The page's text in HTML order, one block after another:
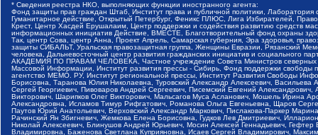
* Сведения реестра НКО, выполняющих функции иностранного агента:
Фонд защиты прав граждан Штаб, Институт права и публичной политики,
Гуманитарное действие, Открытый Петербург, Феникс ПЛЮС, Лига Избирателей,
Крест, Центр Хасдей Ерушалаим, Центр поддержки и содействия развитию средств
информационных инициатив Действие, ВМЕСТЕ, Благотворительный фонд охраны
Так, центр Сова, центр Анна, Проект Апрель, Самарская губерния, Эра здоровья,
защиты СИБАЛЬТ, Уральская правозащитная группа, Женщины Евразии, Рязанский
человека, Дальневосточный центр развития гражданских инициатив и социального
АКАДЕМИЯ ПО ПРАВАМ ЧЕЛОВЕКА, Частное учреждение Совета Министров северных
Массовой Информации, Институт развития прессы - Сибирь, Фонд поддержки
агентство МЕМО. РУ, Институт региональной прессы, Институт Развития Свободы
Борисовна, Таранова Юлия Николаевна, Туровский Александр Алексеевич,
Сергей Георгиевич, Пивоваров Андрей Сергеевич, Писемский Евгений
Викторович, Шарипков Олег Викторович, Мальсагов Муса Асланович, Мошель Ирина
Александровна, Исламов Тимур Рифгатович, Романова Ольга Евгеньевна, Щаров
Паутов Юрий Анатольевич, Верховский Александр Маркович, Пислакова-Паркер
Рачинский Ян Збигневич, Жемкова Елена Борисовна, Гудков Лев Дмитриевич,
Николай Алексеевич, Блинушов Андрей Юрьевич, Мосин Алексей Геннадьевич,
Владимировна, Баженова Светлана Куприяновна, Исаев Сергей Владимирович,